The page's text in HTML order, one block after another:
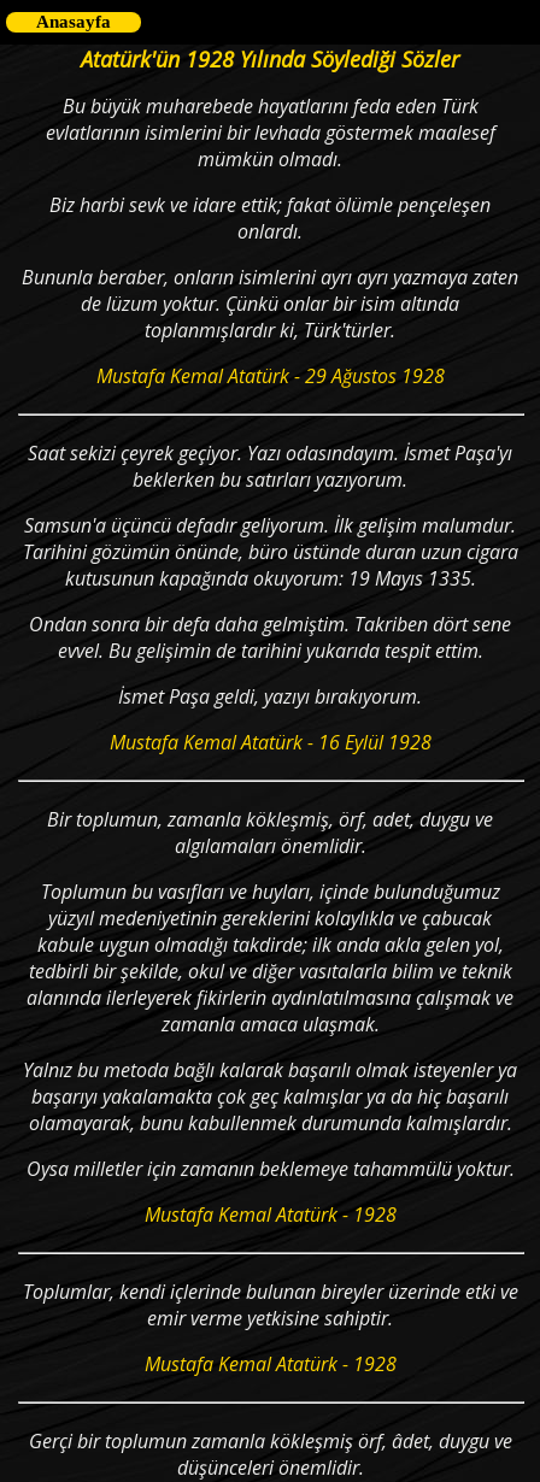
Anasayfa
Atatürk'ün 1928 Yılında Söylediği Sözler
Bu büyük muharebede hayatlarını feda eden Türk
evlatlarının isimlerini bir levhada göstermek maalesef
mümkün olmadı.
Biz harbi sevk ve idare ettik; fakat ölümle pençeleşen
onlardı.
Bununla beraber, onların isimlerini ayrı ayrı yazmaya zaten
de lüzum yoktur. Çünkü onlar bir isim altında
toplanmışlardır ki, Türk'türler.
Mustafa Kemal Atatürk - 29 Ağustos 1928
Saat sekizi çeyrek geçiyor. Yazı odasındayım. İsmet Paşa'yı
beklerken bu satırları yazıyorum.
Samsun'a üçüncü defadır geliyorum. İlk gelişim malumdur.
Tarihini gözümün önünde, büro üstünde duran uzun cigara
kutusunun kapağında okuyorum: 19 Mayıs 1335.
Ondan sonra bir defa daha gelmiştim. Takriben dört sene
evvel. Bu gelişimin de tarihini yukarıda tespit ettim.
İsmet Paşa geldi, yazıyı bırakıyorum.
Mustafa Kemal Atatürk - 16 Eylül 1928
Bir toplumun, zamanla kökleşmiş, örf, adet, duygu ve
algılamaları önemlidir.
Toplumun bu vasıfları ve huyları, içinde bulunduğumuz
yüzyıl medeniyetinin gereklerini kolaylıkla ve çabucak
kabule uygun olmadığı takdirde; ilk anda akla gelen yol,
tedbirli bir şekilde, okul ve diğer vasıtalarla bilim ve teknik
alanında ilerleyerek fikirlerin aydınlatılmasına çalışmak ve
zamanla amaca ulaşmak.
Yalnız bu metoda bağlı kalarak başarılı olmak isteyenler ya
başarıyı yakalamakta çok geç kalmışlar ya da hiç başarılı
olamayarak, bunu kabullenmek durumunda kalmışlardır.
Oysa milletler için zamanın beklemeye tahammülü yoktur.
Mustafa Kemal Atatürk - 1928
Toplumlar, kendi içlerinde bulunan bireyler üzerinde etki ve
emir verme yetkisine sahiptir.
Mustafa Kemal Atatürk - 1928
Gerçi bir toplumun zamanla kökleşmiş örf, âdet, duygu ve
düşünceleri önemlidir.